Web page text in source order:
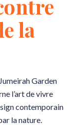
la
Garden
l’art de vivre
contemporain
la nature.